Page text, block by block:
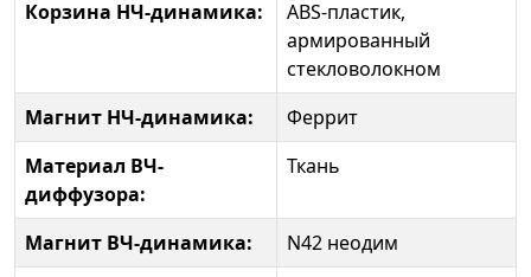
Корзина НЧ-динамика:
ABS-пластик,
армированный
стекловолокном
Магнит НЧ-динамика:
Феррит
Материал ВЧ-
диффузора:
Ткань
Магнит ВЧ-динамика:
N42 неодим